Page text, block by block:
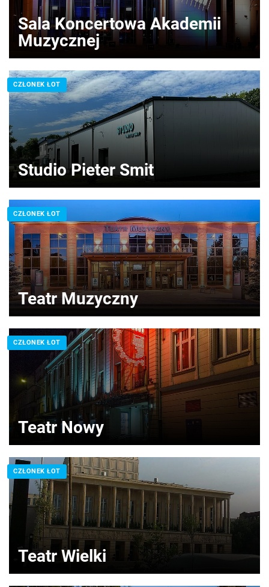
Sala Koncertowa Akademii
Muzycznej
Studio Pieter Smit
CZŁONEK ŁOT
Teatr Muzyczny
CZŁONEK ŁOT
Teatr Nowy
CZŁONEK ŁOT
Teatr Wielki
CZŁONEK ŁOT